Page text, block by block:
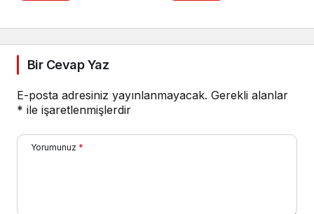
Bir Cevap Yaz
E-posta adresiniz yayınlanmayacak. Gerekli alanlar
* ile işaretlenmişlerdir
Yorumunuz *